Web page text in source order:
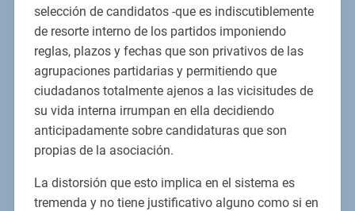
selección de candidatos -que es indiscutiblemente
de resorte interno de los partidos imponiendo
reglas, plazos y fechas que son privativos de las
agrupaciones partidarias y permitiendo que
ciudadanos totalmente ajenos a las vicisitudes de
su vida interna irrumpan en ella decidiendo
anticipadamente sobre candidaturas que son
propias de la asociación.
La distorsión que esto implica en el sistema es
tremenda y no tiene justificativo alguno como si en